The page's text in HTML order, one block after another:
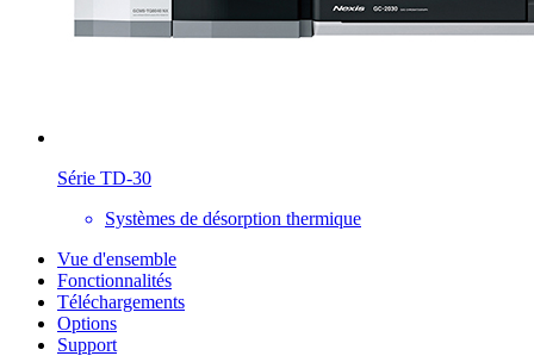
Série TD-30
Systèmes de désorption thermique
Vue d'ensemble
Fonctionnalités
Téléchargements
Options
Support